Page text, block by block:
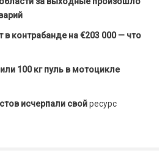
контрабанде на €203 000 — что
100 кг пуль в мотоцикле
исчерпали свойресурс